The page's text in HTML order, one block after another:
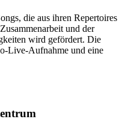
die aus ihren Repertoires
und der
wird gefördert. Die
Live-Aufnahme und eine